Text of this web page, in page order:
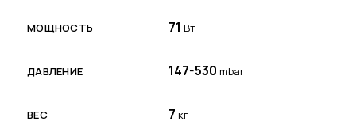
МОЩНОСТЬ 71 Вт
ДАВЛЕНИЕ 147-530 mbar
ВЕС 7 кг